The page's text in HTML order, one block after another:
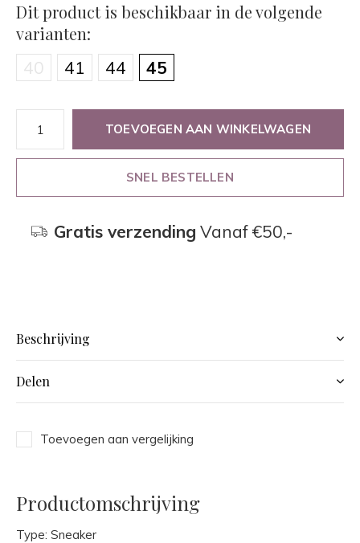
Dit product is beschikbaar in de volgende
varianten:
40 41 44 45
TOEVOEGEN AAN WINKELWAGEN
SNEL BESTELLEN
Gratis verzending Vanaf €50,-
Beschrijving
Delen
Toevoegen aan vergelijking
Productomschrijving
Type: Sneaker